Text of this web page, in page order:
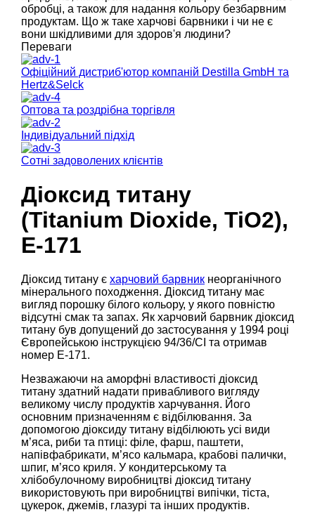
обробці, а також для надання кольору безбарвним
продуктам. Що ж таке харчові барвники і чи не є
вони шкідливими для здоров'я людини?
Переваги
Офіційний дистриб'ютор компаній Destilla GmbH та
Hertz&Selck
Оптова та роздрібна торгівля
Індивідуальний підхід
Сотні задоволених клієнтів
Діоксид титану
(Titanium Dioxide, TiO2),
Е-171
Діоксид титану є харчовий барвник неорганічного
мінерального походження. Діоксид титану має
вигляд порошку білого кольору, у якого повністю
відсутні смак та запах. Як харчовий барвник діоксид
титану був допущений до застосування у 1994 році
Європейською інструкцією 94/36/СІ та отримав
номер Е-171.
Незважаючи на аморфні властивості діоксид
титану здатний надати привабливого вигляду
великому числу продуктів харчування. Його
основним призначенням є відбілювання. За
допомогою діоксиду титану відбілюють усі види
м’яса, риби та птиці: філе, фарш, паштети,
напівфабрикати, м’ясо кальмара, крабові палички,
шпиг, м’ясо криля. У кондитерському та
хлібобулочному виробництві діоксид титану
використовують при виробництві випічки, тіста,
цукерок, джемів, глазурі та інших продуктів.